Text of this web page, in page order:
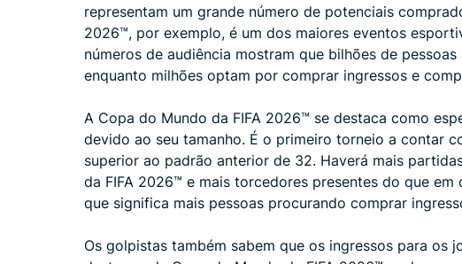
representam um grande número de potenciais
2026™, por exemplo, é um dos maiores eventos
números de audiência mostram que bilhões de
enquanto milhões optam por comprar ingressos e
A Copa do Mundo da FIFA 2026™ se destaca como
devido ao seu tamanho. É o primeiro torneio a contar
superior ao padrão anterior de 32. Haverá mais
da FIFA 2026™ e mais torcedores presentes do que
que significa mais pessoas procurando comprar
Os golpistas também sabem que os ingressos para os